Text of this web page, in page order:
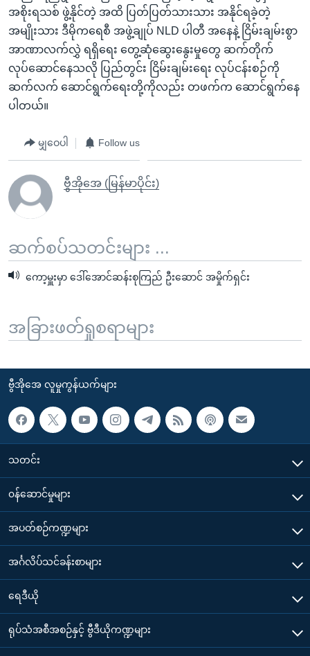
အစိုးရသစ် ဖွဲ့နိုင်တဲ့ အထိ ပြတ်ပြတ်သားသား အနိုင်ရခဲ့တဲ့
အမျိုးသား ဒီမိုကရေစီ အဖွဲ့ချုပ် NLD ပါတီ အနေနဲ့ ငြိမ်းချမ်းစွာ
အာဏာလက်လွှဲ ရရှိရေး တွေ့ဆုံဆွေးနွေးမှုတွေ ဆက်တိုက်
လုပ်ဆောင်နေသလို ပြည်တွင်း ငြိမ်းချမ်းရေး လုပ်ငန်းစဉ်ကို
ဆက်လက် ဆောင်ရွက်ရေးတို့ကိုလည်း တဖက်က ဆောင်ရွက်နေ
ပါတယ်။
မျှဝေပါ Follow us
ဗွီအိုအေ (မြန်မာပိုင်း)
ဆက်စပ်သတင်းများ ...
ကော့မှူးမှာ ဒေါ်အောင်ဆန်းစုကြည် ဦးဆောင် အမှိုက်ရှင်း
အခြားဖတ်ရှုစရာများ
ဗွီအိုအေ လူမှုကွန်ယက်များ
သတင်း
၀န်ဆောင်မှုများ
အပတ်စဉ်ကဏ္ဍများ
အင်္ဂလိပ်သင်ခန်းစာများ
ရေဒီယို
ရုပ်သံအစီအစဉ်နှင့် ဗွီဒီယိုကဏ္ဍများ